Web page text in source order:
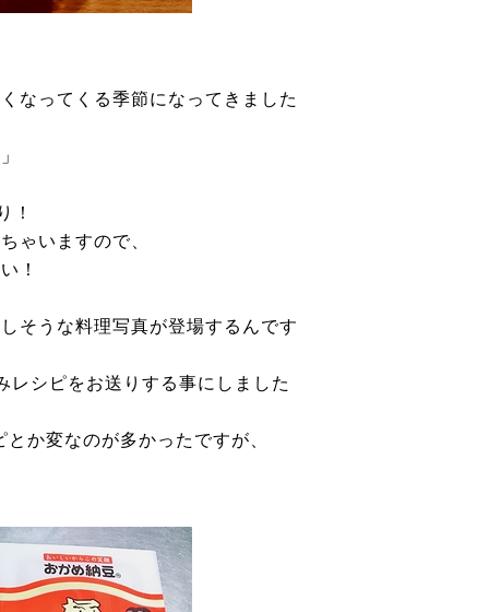
なってくる季節になってきました
！
ゃいますので、
！
そうな料理写真が登場するんです
レシピをお送りする事にしました
か変なのが多かったですが、